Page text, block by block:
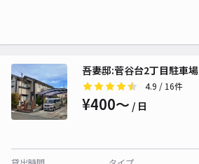
吾妻邸:菅谷台2丁目駐車場
4.9 / 16件
¥400〜 / 日